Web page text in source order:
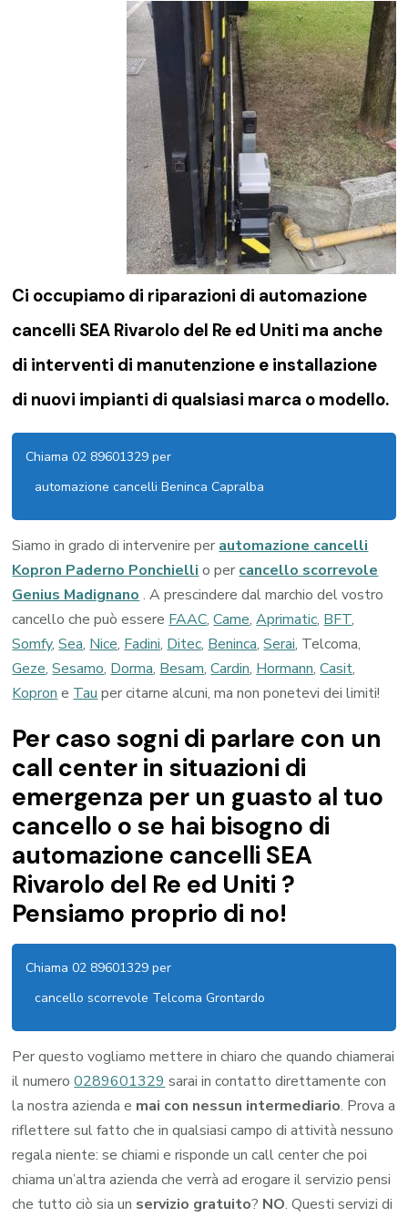
Ci occupiamo di riparazioni di automazione
cancelli SEA Rivarolo del Re ed Uniti ma anche
di interventi di manutenzione e installazione
di nuovi impianti di qualsiasi marca o modello.
Chiama 02 89601329 per
automazione cancelli Beninca Capralba
Siamo in grado di intervenire per automazione cancelli
Kopron Paderno Ponchielli o per cancello scorrevole
Genius Madignano . A prescindere dal marchio del vostro
cancello che può essere FAAC,Came,Aprimatic, BFT,
Somfy,Sea, Nice, Fadini, Ditec, Beninca,Serai, Telcoma,
Geze,Sesamo, Dorma, Besam,Cardin, Hormann,Casit,
Kopron e Tau per citarne alcuni, ma non ponetevi dei limiti!
Per caso sogni di parlare con un
call center in situazioni di
emergenza per un guasto al tuo
cancello o se hai bisogno di
automazione cancelli SEA
Rivarolo del Re ed Uniti ?
Pensiamo proprio di no!
Chiama 02 89601329 per
cancello scorrevole Telcoma Grontardo
Per questo vogliamo mettere in chiaro che quando chiamerai
il numero0289601329sarai in contatto direttamente con
la nostra azienda e mai con nessun intermediario. Prova a
riflettere sul fatto che in qualsiasi campo di attività nessuno
regala niente: se chiami e risponde un call center che poi
chiama un’altra azienda che verrà ad erogare il servizio pensi
che tutto ciò sia un servizio gratuito? NO. Questi servizi di